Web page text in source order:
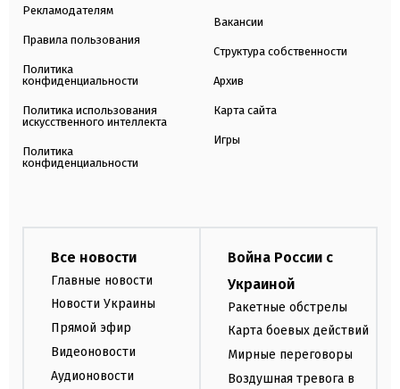
Рекламодателям
Правила пользования
Политика
конфиденциальности
Политика использования
искусственного интеллекта
Политика
конфиденциальности
Вакансии
Структура собственности
Архив
Карта сайта
Игры
Все новости
Главные новости
Новости Украины
Прямой эфир
Видеоновости
Аудионовости
Война России с
Украиной
Ракетные обстрелы
Карта боевых действий
Мирные переговоры
Воздушная тревога в